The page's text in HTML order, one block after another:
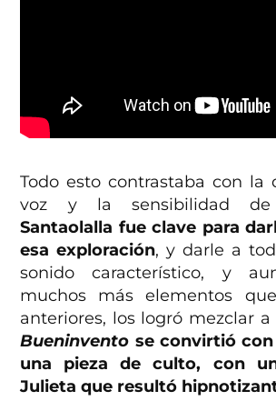
Todo esto contrastaba con la
voz y la sensibilidad de
Santaolalla fue clave para
esa exploración, y darle a
sonido característico, y
muchos más elementos
anteriores, los logró mezclar
Bueninvento se convirtió
una pieza de culto, con
Julieta que resultó